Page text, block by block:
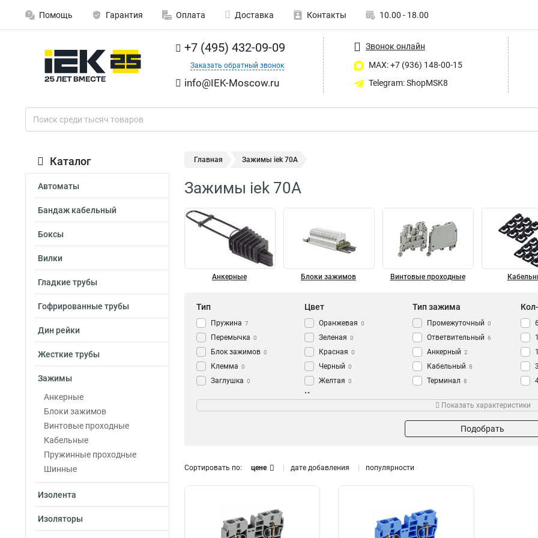
Помощь Гарантия Оплата Доставка Контакты 10.00 - 18.00
+7 (495) 432-09-09
Заказать обратный звонок
info@IEK-Moscow.ru
Звонок онлайн
MAX: +7 (936) 148-00-15
Telegram: ShopMSK8
Каталог
Автоматы
Бандаж кабельный
Боксы
Вилки
Гладкие трубы
Гофрированные трубы
Дин рейки
Жесткие трубы
Зажимы
Анкерные
Блоки зажимов
Винтовые проходные
Кабельные
Пружинные проходные
Шинные
Изолента
Изоляторы
Главная Зажимы iek 70А
Зажимы iek 70А
Анкерные Блоки зажимов Винтовые проходные
Тип
Пружина 7
Перемычка 0
Блок зажимов 0
Клемма 0
Заглушка 0
Цвет
Оранжевая 0
Зеленая 0
Красная 0
Черный 0
Желтая 0
Серый 0
Тип зажима
Промежуточный 0
Ответвительный 6
Анкерный 2
Кабельный 8
Терминал 8
Винтовой 10
Наборный
6
3
10А 1
30А 1
20А 1
300A
Кол-во соединительных
Негорючий 10
Показать характеристики
Подобрать
Сортировать по: цене дате добавления популярности